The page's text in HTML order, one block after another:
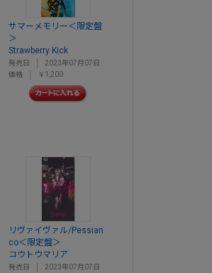
サマーメモリー＜限定盤
＞
Strawberry Kick
発売日
2023年07月07日
価格
￥1,200
リヴァイヴァル/Pessian
co＜限定盤＞
コウトウマリア
発売日
2023年07月07日